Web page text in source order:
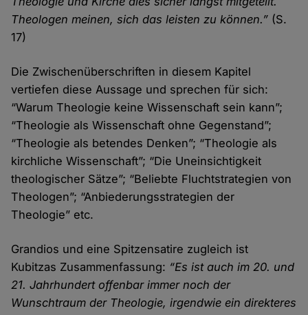
Theologen meinen, sich das leisten zu können.” (S.
17)
Die Zwischenüberschriften in diesem Kapitel
vertiefen diese Aussage und sprechen für sich:
“Warum Theologie keine Wissenschaft sein kann”;
“Theologie als Wissenschaft ohne Gegenstand”;
“Theologie als betendes Denken”; “Theologie als
kirchliche Wissenschaft”; “Die Uneinsichtigkeit
theologischer Sätze”; “Beliebte Fluchtstrategien von
Theologen”; “Anbiederungsstrategien der
Theologie” etc.
Grandios und eine Spitzensatire zugleich ist
Kubitzas Zusammenfassung: “Es ist auch im 20. und
21. Jahrhundert offenbar immer noch der
Wunschtraum der Theologie, irgendwie ein direkteres